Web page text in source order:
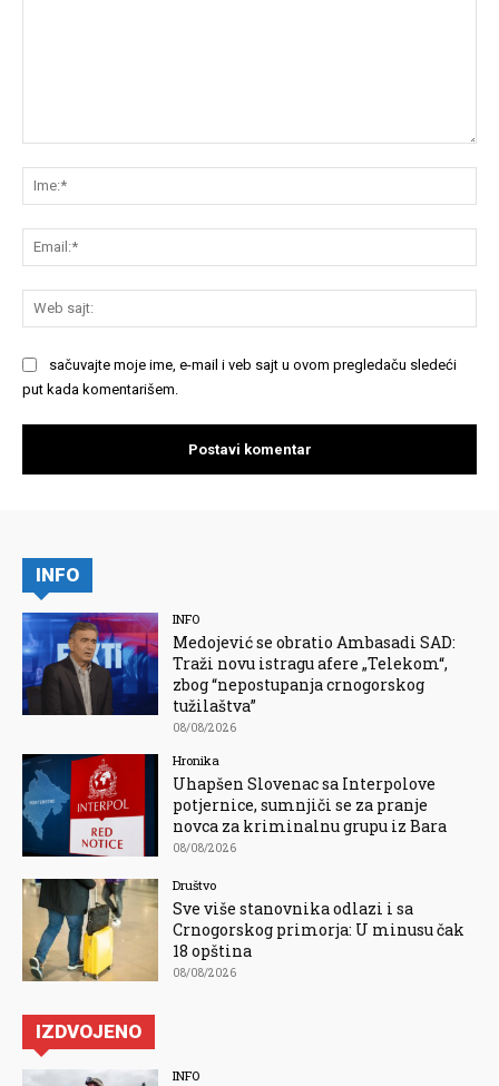
sačuvajte moje ime, e-mail i veb sajt u ovom pregledaču sledeći
put kada komentarišem.
INFO
INFO
Medojević se obratio Ambasadi SAD:
Traži novu istragu afere „Telekom“,
zbog “nepostupanja crnogorskog
tužilaštva”
08/08/2026
Hronika
Uhapšen Slovenac sa Interpolove
potjernice, sumnjiči se za pranje
novca za kriminalnu grupu iz Bara
08/08/2026
Društvo
Sve više stanovnika odlazi i sa
Crnogorskog primorja: U minusu čak
18 opština
08/08/2026
IZDVOJENO
INFO